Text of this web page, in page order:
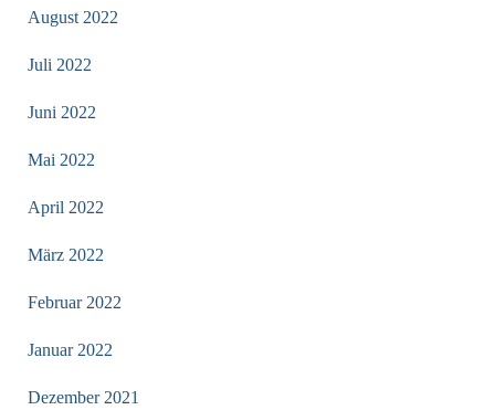
August 2022
Juli 2022
Juni 2022
Mai 2022
April 2022
März 2022
Februar 2022
Januar 2022
Dezember 2021